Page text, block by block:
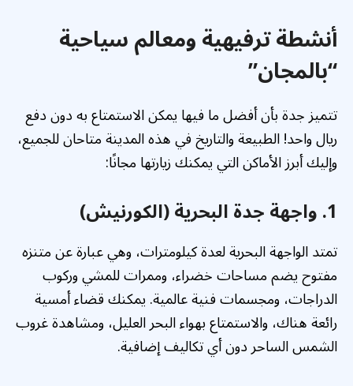
أنشطة ترفيهية ومعالم سياحية
“بالمجان”
تتميز جدة بأن أفضل ما فيها يمكن الاستمتاع به دون دفع
ريال واحد! الطبيعة والتاريخ في هذه المدينة متاحان للجميع،
وإليك أبرز الأماكن التي يمكنك زيارتها مجانًا:
1. واجهة جدة البحرية (الكورنيش)
تمتد الواجهة البحرية لعدة كيلومترات، وهي عبارة عن متنزه
مفتوح يضم مساحات خضراء، وممرات للمشي وركوب
الدراجات، ومجسمات فنية عالمية. يمكنك قضاء أمسية
رائعة هناك، والاستمتاع بهواء البحر العليل، ومشاهدة غروب
الشمس الساحر دون أي تكاليف إضافية.